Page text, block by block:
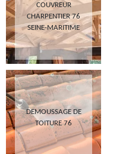
COUVREUR
CHARPENTIER 76
SEINE-MARITIME
DEMOUSSAGE DE
TOITURE 76